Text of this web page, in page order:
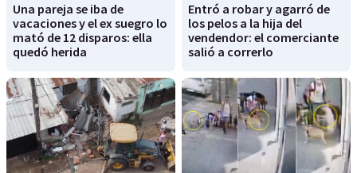
Una pareja se iba de
vacaciones y el ex suegro lo
mató de 12 disparos: ella
quedó herida
Entró a robar y agarró de
los pelos a la hija del
vendendor: el comerciante
salió a correrlo